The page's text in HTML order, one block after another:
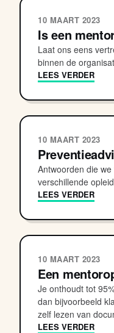
10 MAART 2023
Is een
Laat ons eens
binnen de
LEES VERDER
10 MAART 2023
Antwoorden die
verschillende
LEES VERDER
10 MAART 2023
Een
Je onthoudt tot
dan bijvoorbeeld
zelf lezen van
LEES VERDER